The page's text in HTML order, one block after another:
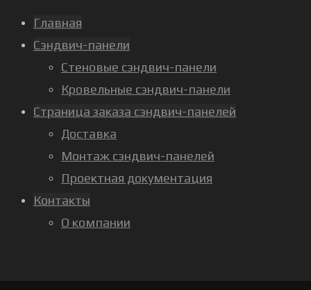
Главная
Сэндвич-панели
Стеновые сэндвич-панели
Кровельные сэндвич-панели
Страница заказа сэндвич-панелей
Доставка
Монтаж сэндвич-панелей
Проектная документация
Контакты
О компании